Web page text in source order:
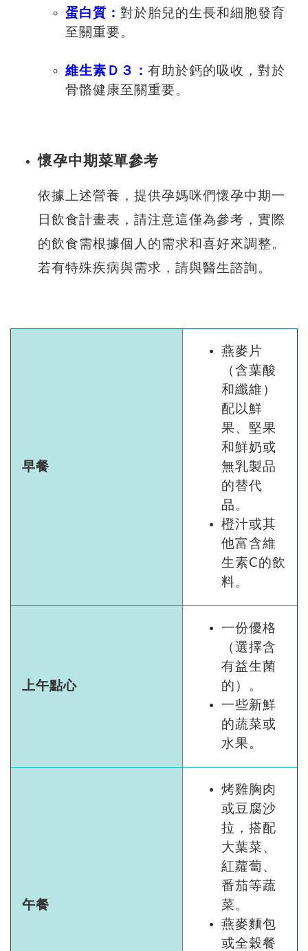
蛋白質： 對於胎兒的生長和細胞發育
至關重要。
維生素Ｄ３： 有助於鈣的吸收，對於
骨骼健康至關重要。
懷孕中期菜單參考
依據上述營養，提供孕媽咪們懷孕中期一
日飲食計畫表，請注意這僅為參考，實際
的飲食需根據個人的需求和喜好來調整。
若有特殊疾病與需求，請與醫生諮詢。
早餐
燕麥片
（含葉酸
和纖維）
配以鮮
果、堅果
和鮮奶或
無乳製品
的替代
品。
橙汁或其
他富含維
生素C的飲
料。
上午點心
一份優格
（選擇含
有益生菌
的）。
一些新鮮
的蔬菜或
水果。
午餐
烤雞胸肉
或豆腐沙
拉，搭配
大葉菜、
紅蘿蔔、
番茄等蔬
菜。
燕麥麵包
或全穀餐